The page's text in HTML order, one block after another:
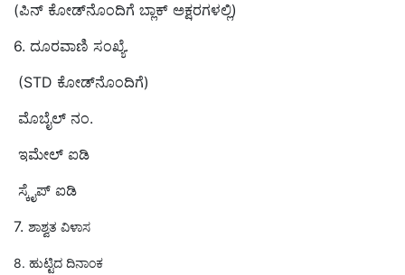
(ಪಿನ್ ಕೋಡ್‌ನೊಂದಿಗೆ ಬ್ಲಾಕ್ ಅಕ್ಷರಗಳಲ್ಲಿ)
6. ದೂರವಾಣಿ ಸಂಖ್ಯೆ.
(STD ಕೋಡ್‌ನೊಂದಿಗೆ)
ಮೊಬೈಲ್ ನಂ.
ಇಮೇಲ್ ಐಡಿ
ಸ್ಕೈಪ್ ಐಡಿ
7. ಶಾಶ್ವತ ವಿಳಾಸ
8. ಹುಟ್ಟಿದ ದಿನಾಂಕ